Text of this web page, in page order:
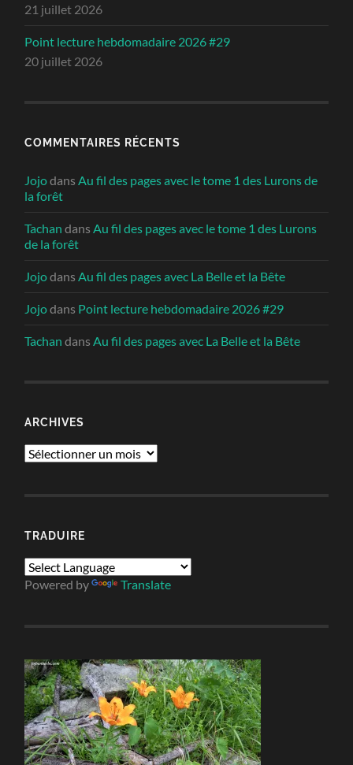
21 juillet 2026
Point lecture hebdomadaire 2026 #29
20 juillet 2026
COMMENTAIRES RÉCENTS
JojodansAu fil des pages avec le tome 1 des Lurons de
la forêt
Tachan dansAu fil des pages avec le tome 1 des Lurons
de la forêt
JojodansAu fil des pages avec La Belle et la Bête
Jojodans Point lecture hebdomadaire 2026 #29
Tachan dansAu fil des pages avec La Belle et la Bête
ARCHIVES
Archives
TRADUIRE
Powered by Translate